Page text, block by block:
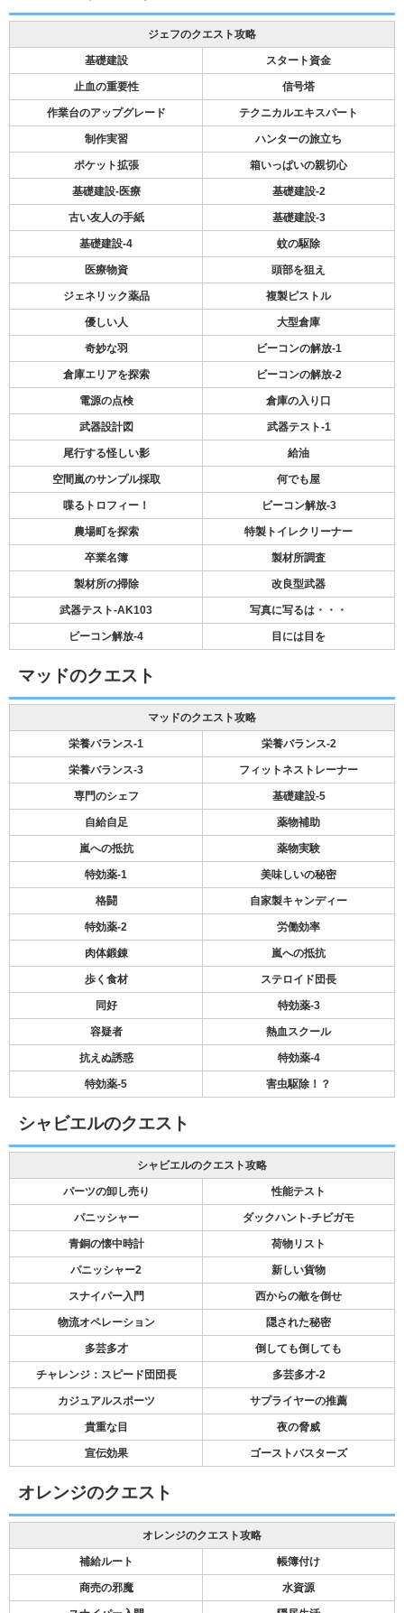
ジェフのクエスト攻略
基礎建設 スタート資金
止血の重要性 信号塔
作業台のアップグレード テクニカルエキスパート
制作実習 ハンターの旅立ち
ポケット拡張 箱いっぱいの親切心
基礎建設-医療 基礎建設-2
古い友人の手紙 基礎建設-3
基礎建設-4 蚊の駆除
医療物資 頭部を狙え
ジェネリック薬品 複製ピストル
優しい人 大型倉庫
奇妙な羽 ビーコンの解放-1
倉庫エリアを探索 ビーコンの解放-2
電源の点検 倉庫の入り口
武器設計図 武器テスト-1
尾行する怪しい影 給油
空間嵐のサンプル採取 何でも屋
喋るトロフィー！ ビーコン解放-3
農場町を探索 特製トイレクリーナー
卒業名簿 製材所調査
製材所の掃除 改良型武器
武器テスト-AK103 写真に写るは・・・
ビーコン解放-4 目には目を
マッドのクエスト
マッドのクエスト攻略
栄養バランス-1 栄養バランス-2
栄養バランス-3 フィットネストレーナー
専門のシェフ 基礎建設-5
自給自足 薬物補助
嵐への抵抗 薬物実験
特効薬-1 美味しいの秘密
格闘 自家製キャンディー
特効薬-2 労働効率
肉体鍛錬 嵐への抵抗
歩く食材 ステロイド団長
同好 特効薬-3
容疑者 熱血スクール
抗えぬ誘惑 特効薬-4
特効薬-5 害虫駆除！？
シャビエルのクエスト
シャビエルのクエスト攻略
パーツの卸し売り 性能テスト
パニッシャー ダックハント-チビガモ
青銅の懐中時計 荷物リスト
パニッシャー2 新しい貨物
スナイパー入門 西からの敵を倒せ
物流オペレーション 隠された秘密
多芸多才 倒しても倒しても
チャレンジ：スピード団団長 多芸多才-2
カジュアルスポーツ サプライヤーの推薦
貴重な目 夜の脅威
宣伝効果 ゴーストバスターズ
オレンジのクエスト
オレンジのクエスト攻略
補給ルート 帳簿付け
商売の邪魔 水資源